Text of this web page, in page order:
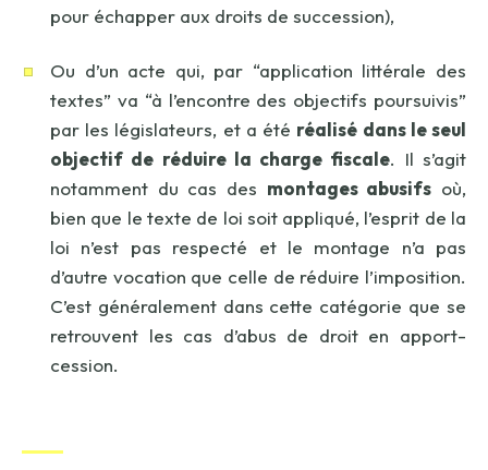
pour échapper aux droits de succession),
Ou d’un acte qui, par “application littérale des
textes” va “à l’encontre des objectifs poursuivis”
par les législateurs, et a été réalisé dans le seul
objectif de réduire la charge fiscale. Il s’agit
notamment du cas des montages abusifs où,
bien que le texte de loi soit appliqué, l’esprit de la
loi n’est pas respecté et le montage n’a pas
d’autre vocation que celle de réduire l’imposition.
C’est généralement dans cette catégorie que se
retrouvent les cas d’abus de droit en apport-
cession.